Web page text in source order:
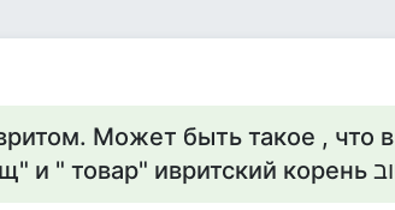
Может быть такое , что в